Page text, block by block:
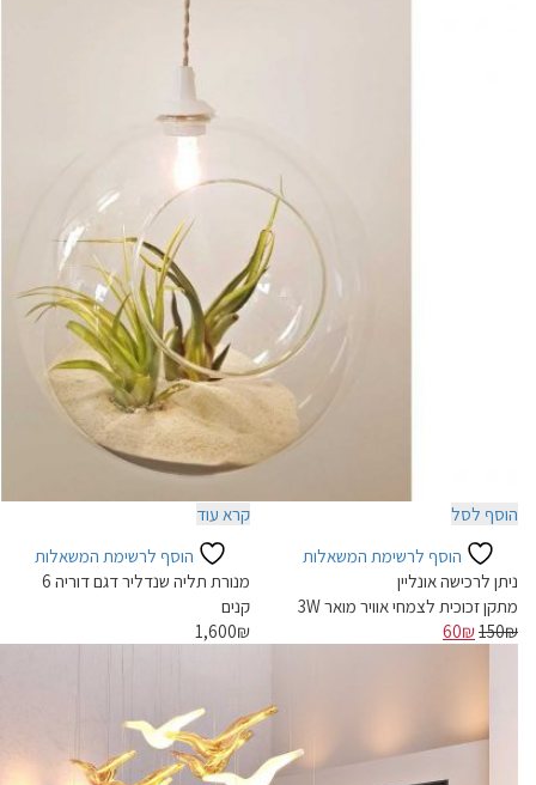
קרא עוד
הוסף לרשימת המשאלות
מנורת תליה שנדליר דגם דוריה 6
קנים
1,600₪
הוסף לסל
הוסף לרשימת המשאלות
ניתן לרכישה אונליין
מתקן זכוכית לצמחי אוויר מואר 3W
150₪
המחיר
60₪
המחיר